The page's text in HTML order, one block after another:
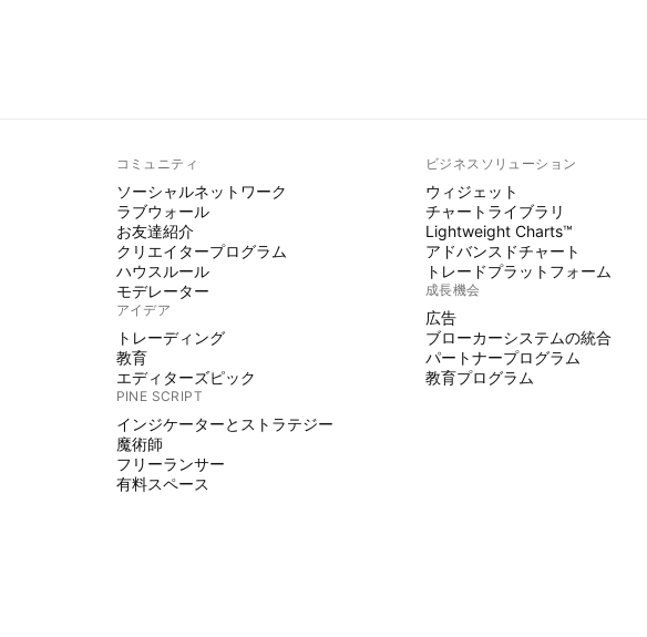
コミュニティ
ソーシャルネットワーク
ラブウォール
お友達紹介
クリエイタープログラム
ハウスルール
モデレーター
アイデア
トレーディング
教育
エディターズピック
PINE SCRIPT
インジケーターとストラテジー
魔術師
フリーランサー
有料スペース
ビジネスソリューション
ウィジェット
チャートライブラリ
Lightweight Charts™
アドバンスドチャート
トレードプラットフォーム
成長機会
広告
ブローカーシステムの統合
パートナープログラム
教育プログラム